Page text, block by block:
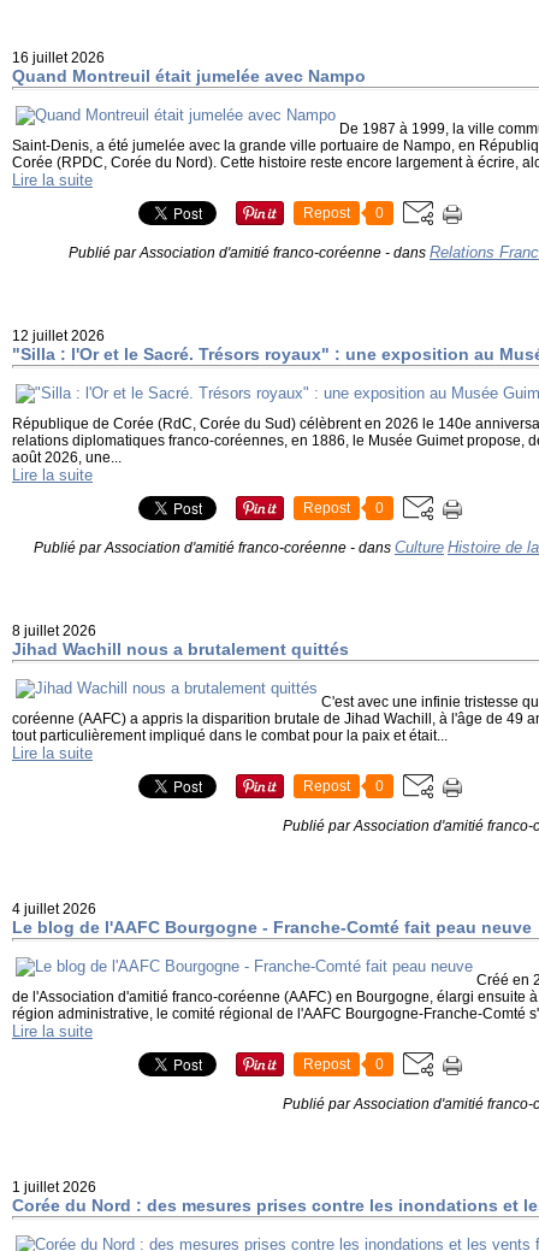
16 juillet 2026
Quand Montreuil était jumelée avec Nampo
De 1987 à 1999, la ville
Saint-Denis, a été jumelée avec la grande ville portuaire de Nampo, en
Corée (RPDC, Corée du Nord). Cette histoire reste encore largement à écrire,
Lire la suite
Repost 0
Publié par Association d'amitié franco-coréenne - dans Relations
12 juillet 2026
"Silla : l'Or et le Sacré. Trésors royaux" : une exposition au
République de Corée (RdC, Corée du Sud) célèbrent en 2026 le 140e
relations diplomatiques franco-coréennes, en 1886, le Musée Guimet propose,
août 2026, une...
Lire la suite
Repost 0
Publié par Association d'amitié franco-coréenne - dans Culture Histoire de
8 juillet 2026
Jihad Wachill nous a brutalement quittés
C'est avec une infinie tristesse
coréenne (AAFC) a appris la disparition brutale de Jihad Wachill, à l'âge de 49
tout particulièrement impliqué dans le combat pour la paix et était...
Lire la suite
Repost 0
Publié par Association d'amitié franco-
4 juillet 2026
Le blog de l'AAFC Bourgogne - Franche-Comté fait peau neuve
Créé en
de l'Association d'amitié franco-coréenne (AAFC) en Bourgogne, élargi ensuite
région administrative, le comité régional de l'AAFC Bourgogne-Franche-Comté
Lire la suite
Repost 0
Publié par Association d'amitié franco-
1 juillet 2026
Corée du Nord : des mesures prises contre les inondations et